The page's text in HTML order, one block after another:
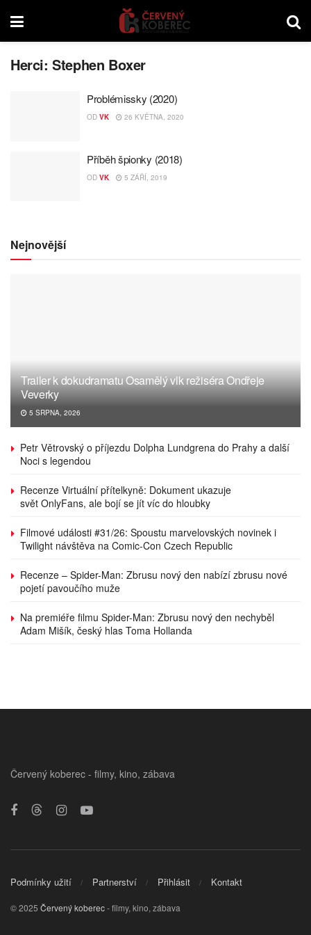
Herci:Stephen Boxer
Problémissky (2020)
OD VK 26 KVĚTNA, 2020
Příběh špionky (2018)
OD VK 5 ZÁŘÍ, 2019
Nejnovější
Trailer k dokudramatu Osamělý vlk režiséra Ondřeje
Veverky
5 SRPNA, 2026
Petr Větrovský o příjezdu Dolpha Lundgrena do Prahy a další
Noci s legendou
Recenze Virtuální přítelkyně: Dokument ukazuje
svět OnlyFans, ale bojí se jít víc do hloubky
Filmové události #31/26: Spoustu marvelovských novinek i
Twilight návštěva na Comic-Con Czech Republic
Recenze – Spider-Man: Zbrusu nový den nabízí zbrusu nové
pojetí pavoučího muže
Na premiéře filmu Spider-Man: Zbrusu nový den nechyběl
Adam Mišík, český hlas Toma Hollanda
Červený koberec - filmy, kino, zábava
Podmínky užití Partnerství Přihlásit Kontakt
© 2025 Červený koberec- filmy, kino, zábava